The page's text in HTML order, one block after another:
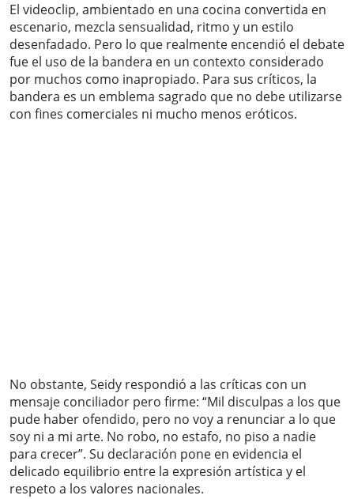
El videoclip, ambientado en una cocina convertida en
escenario, mezcla sensualidad, ritmo y un estilo
desenfadado. Pero lo que realmente encendió el debate
fue el uso de la bandera en un contexto considerado
por muchos como inapropiado. Para sus críticos, la
bandera es un emblema sagrado que no debe utilizarse
con fines comerciales ni mucho menos eróticos.
No obstante, Seidy respondió a las críticas con un
mensaje conciliador pero firme: “Mil disculpas a los que
pude haber ofendido, pero no voy a renunciar a lo que
soy ni a mi arte. No robo, no estafo, no piso a nadie
para crecer”. Su declaración pone en evidencia el
delicado equilibrio entre la expresión artística y el
respeto a los valores nacionales.